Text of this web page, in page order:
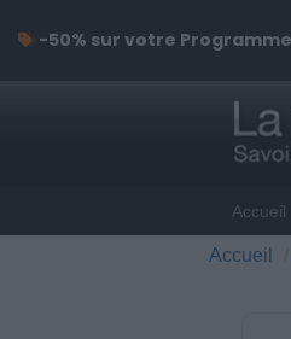
Accueil
Accueil
-50% sur votre